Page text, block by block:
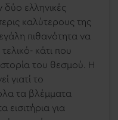
ελληνικές
καλύτερους της
πιθανότητα να
κάτι που
του θεσμού. Η
γιατί το
τα βλέμματα
εισιτήρια για